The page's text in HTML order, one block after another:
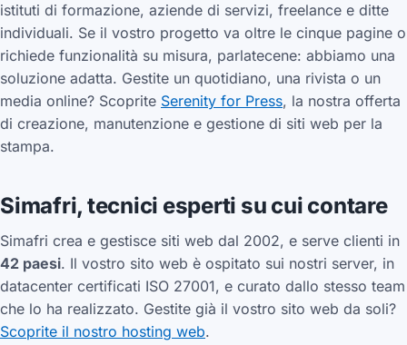
istituti di formazione, aziende di servizi, freelance e ditte
individuali. Se il vostro progetto va oltre le cinque pagine o
richiede funzionalità su misura, parlatecene: abbiamo una
soluzione adatta. Gestite un quotidiano, una rivista o un
media online? Scoprite Serenity for Press, la nostra offerta
di creazione, manutenzione e gestione di siti web per la
stampa.
Simafri, tecnici esperti su cui contare
Simafri crea e gestisce siti web dal 2002, e serve clienti in
42 paesi. Il vostro sito web è ospitato sui nostri server, in
datacenter certificati ISO 27001, e curato dallo stesso team
che lo ha realizzato. Gestite già il vostro sito web da soli?
Scoprite il nostro hosting web.